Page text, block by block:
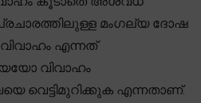
മംഗല്യ ദോഷ
എന്നത്
വിവാഹം
വെട്ടിമുറിക്കുക എന്നതാണ്.